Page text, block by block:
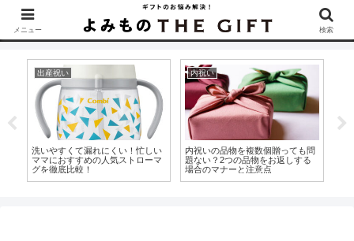
▶︎カタログギフトを探すなら『ソムリエ＠ギフト』をCheck！
出産祝い
洗いやすくて漏れにくい！忙しい
ママにおすすめの人気ストローマ
グを徹底比較！
内祝い
内祝いの品物を複数個贈っても問
題ない？2つの品物をお返しする
場合のマナーと注意点
メニュー 検索